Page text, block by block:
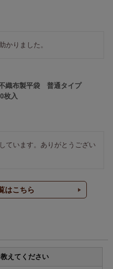
かりました。
不織布製平袋 普通タイプ
枚入
ています。ありがとうござい
はこちら
えてください